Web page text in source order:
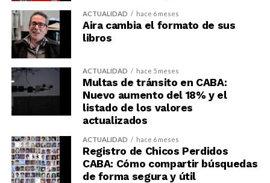
ACTUALIDAD hace 6 meses
Aira cambia el formato de sus
libros
ACTUALIDAD hace 5 meses
Multas de tránsito en CABA:
Nuevo aumento del 18% y el
listado de los valores
actualizados
ACTUALIDAD hace 6 meses
Registro de Chicos Perdidos
CABA: Cómo compartir búsquedas
de forma segura y útil